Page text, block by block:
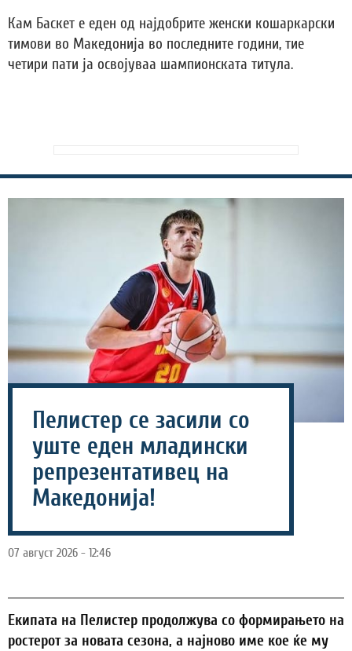
Кам Баскет е еден од најдобрите женски кошаркарски
тимови во Македонија во последните години, тие
четири пати ја освојуваа шампионската титула.
Пелистер се засили со
уште еден младински
репрезентативец на
Македонија!
07 август 2026 - 12:46
Екипата на Пелистер продолжува со формирањето на
ростерот за новата сезона, а најново име кое ќе му